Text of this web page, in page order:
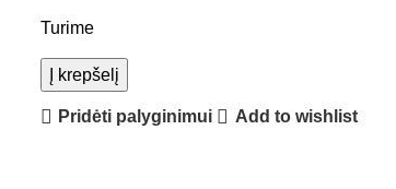
Turime
Į krepšelį
Pridėti palyginimui Add to wishlist